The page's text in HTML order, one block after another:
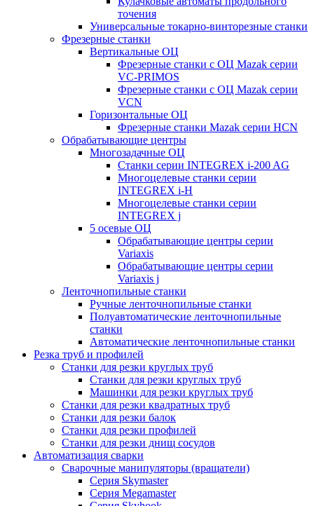
точения
Универсальные токарно-винторезные станки
Фрезерные станки
Вертикальные ОЦ
Фрезерные станки с ОЦ Mazak серии
VC-PRIMOS
Фрезерные станки с ОЦ Mazak серии
VCN
Горизонтальные ОЦ
Фрезерные станки Mazak серии HCN
Обрабатывающие центры
Многозадачные ОЦ
Cтанки серии INTEGREX i-200 AG
Многоцелевые станки серии
INTEGREX i-H
Многоцелевые станки серии
INTEGREX j
5 осевые ОЦ
Обрабатывающие центры серии
Variaxis
Обрабатывающие центры серии
Variaxis j
Ленточнопильные станки
Ручные ленточнопильные станки
Полуавтоматические ленточнопильные
станки
Автоматические ленточнопильные станки
Резка труб и профилей
Станки для резки круглых труб
Станки для резки круглых труб
Машинки для резки круглых труб
Станки для резки квадратных труб
Станки для резки балок
Станки для резки профилей
Станки для резки днищ сосудов
Автоматизация сварки
Сварочные манипуляторы (вращатели)
Серия Skymaster
Серия Megamaster